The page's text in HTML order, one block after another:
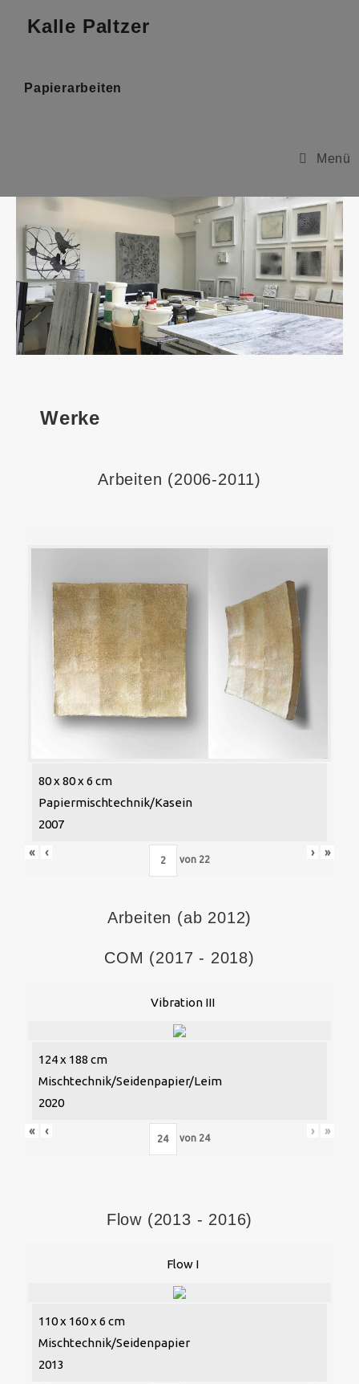
Kalle Paltzer
Papierarbeiten
Menü
Werke
Arbeiten (2006-2011)
80 x 80 x 6 cm
Papiermischtechnik/Kasein
2007
« ‹
von 22
› »
Arbeiten (ab 2012)
COM (2017 - 2018)
Vibration III
124 x 188 cm
Mischtechnik/Seidenpapier/Leim
2020
« ‹
von 24
› »
Flow (2013 - 2016)
Flow I
110 x 160 x 6 cm
Mischtechnik/Seidenpapier
2013